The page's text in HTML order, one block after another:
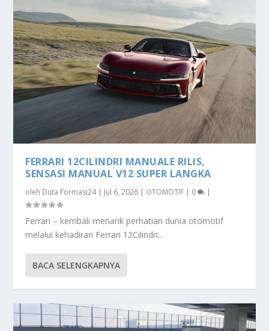
FERRARI 12CILINDRI MANUALE RILIS,
SENSASI MANUAL V12 SUPER LANGKA
oleh Duta Formasi24| Jul 6, 2026 | OTOMOTIF | 0 |
Ferrari – kembali menarik perhatian dunia otomotif
melalui kehadiran Ferrari 12Cilindri...
BACA SELENGKAPNYA